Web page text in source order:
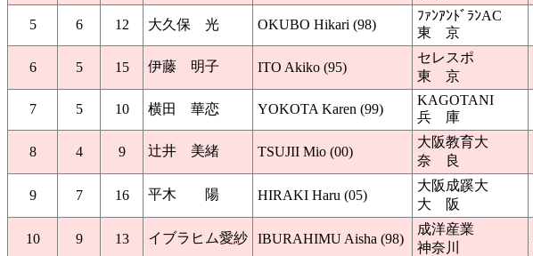
5 6 12 大久保 光 OKUBO Hikari (98)
ﾌｧﾝｱﾝﾄﾞﾗﾝAC
東 京
6 5 15 伊藤 明子 ITO Akiko (95)
セレスポ
東 京
7 5 10 横田 華恋 YOKOTA Karen (99)
KAGOTANI
兵 庫
8 4 9 辻井 美緒 TSUJII Mio (00)
大阪教育大
奈 良
9 7 16 平木 陽 HIRAKI Haru (05)
大阪成蹊大
大 阪
10 9 13 イブラヒム愛紗 IBURAHIMU Aisha (98)
成洋産業
神奈川